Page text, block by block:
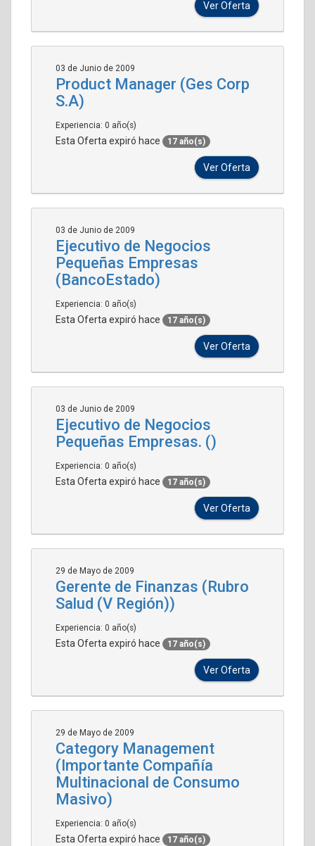
Ver Oferta
03 de Junio de 2009
Product Manager (Ges Corp
S.A)
Experiencia: 0 año(s)
Esta Oferta expiró hace 17 año(s)
Ver Oferta
03 de Junio de 2009
Ejecutivo de Negocios
Pequeñas Empresas
(BancoEstado)
Experiencia: 0 año(s)
Esta Oferta expiró hace 17 año(s)
Ver Oferta
03 de Junio de 2009
Ejecutivo de Negocios
Pequeñas Empresas. ()
Experiencia: 0 año(s)
Esta Oferta expiró hace 17 año(s)
Ver Oferta
29 de Mayo de 2009
Gerente de Finanzas (Rubro
Salud (V Región))
Experiencia: 0 año(s)
Esta Oferta expiró hace 17 año(s)
Ver Oferta
29 de Mayo de 2009
Category Management
(Importante Compañía
Multinacional de Consumo
Masivo)
Experiencia: 0 año(s)
Esta Oferta expiró hace 17 año(s)